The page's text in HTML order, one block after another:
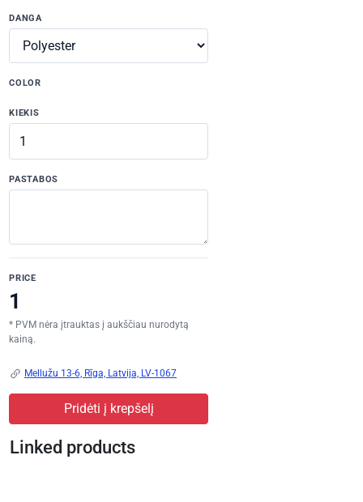
DANGA
COLOR
KIEKIS
PASTABOS
PRICE
* PVM nėra įtrauktas į aukščiau nurodytą
kainą.
Mellužu 13-6, Rīga, Latvija, LV-1067
Pridėti į krepšelį
Linked products